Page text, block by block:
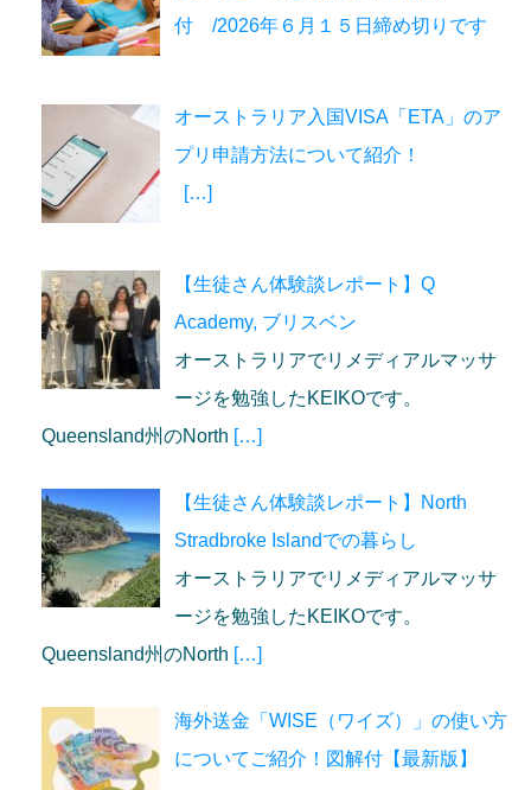
付 /2026年６月１５日締め切りです
オーストラリア入国VISA「ETA」のア
プリ申請方法について紹介！
[…]
【生徒さん体験談レポート】Q
Academy, ブリスベン
オーストラリアでリメディアルマッサ
ージを勉強したKEIKOです。
Queensland州のNorth […]
【生徒さん体験談レポート】North
Stradbroke Islandでの暮らし
オーストラリアでリメディアルマッサ
ージを勉強したKEIKOです。
Queensland州のNorth […]
海外送金「WISE（ワイズ）」の使い方
についてご紹介！図解付【最新版】